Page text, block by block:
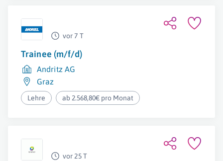
vor 7 T
Trainee (m/f/d)
Andritz AG
Graz
Lehre ab 2.568,80€ pro Monat
vor 25 T